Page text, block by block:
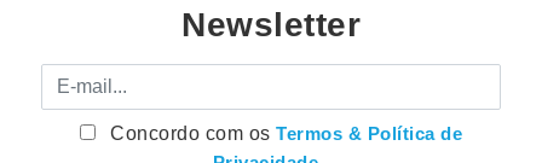
Newsletter
E-mail
Concordo com osTermos & Política de